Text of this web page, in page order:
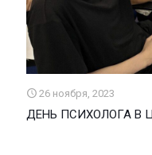
26 ноября, 2023
ДЕНЬ ПСИХОЛОГА В